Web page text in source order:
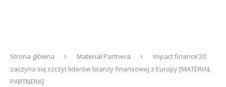
Strona główna Materiał Partnera
Impact finance’20:
zaczyna się szczyt liderów branży finansowej z Europy [MATERIAŁ
PARTNERA]